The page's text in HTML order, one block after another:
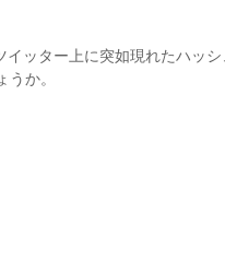
ッター上に突如現れたハッシ
か。